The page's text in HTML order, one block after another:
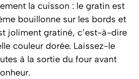
la cuisson : le gratin est
bouillonne sur les bords et
joliment gratiné, c’est-à-dire
couleur dorée. Laissez-le
à la sortie du four avant